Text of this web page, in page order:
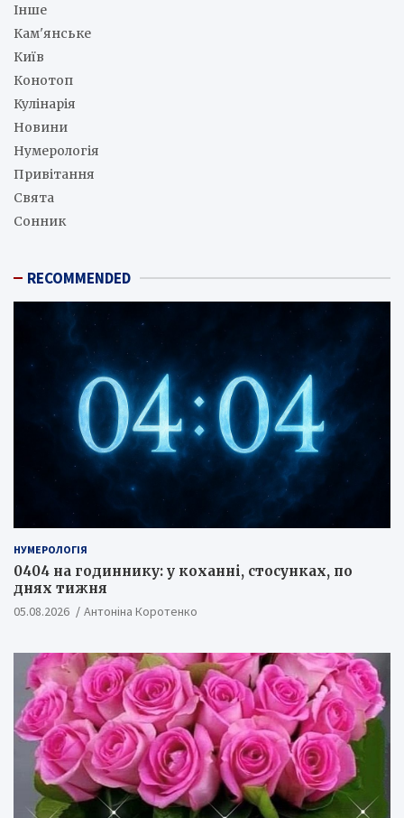
Інше
Кам'янське
Київ
Конотоп
Кулінарія
Новини
Нумерологія
Привітання
Свята
Сонник
RECOMMENDED
НУМЕРОЛОГІЯ
0404 на годиннику: у коханні, стосунках, по
днях тижня
05.08.2026 Антоніна Коротенко